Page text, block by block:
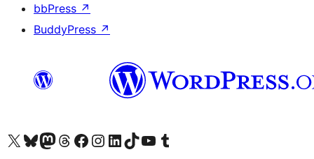
bbPress ↗
BuddyPress ↗
আমাৰ X (আগৰ Twitter) একাউণ্টলৈ যাওকআমাৰ Bluesky একাউণ্টলৈ যাওকআমাৰ Mastodon একাউণ্টলৈ যাওকআমাৰ Threads একাউণ্টলৈ যাওকআমাৰ Facebook পৃষ্ঠালৈ যাওকআমাৰ Instagram একাউণ্টলৈ যাওকআমাৰ LinkedIn একাউণ্টলৈ যাওকআমাৰ TikTok একাউণ্টলৈ যাওকআমাৰ YouTube চেনেললৈ যাওকআমাৰ Tumblr একাউণ্টলৈ যাওক